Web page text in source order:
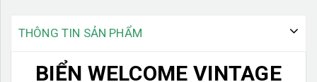
THÔNG TIN SẢN PHẨM
BIỂN WELCOME VINTAGE